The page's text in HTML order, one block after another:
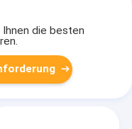
die besten